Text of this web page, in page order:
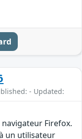
- Updated:
Firefox.
un utilisateur